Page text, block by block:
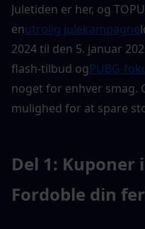
Juletiden er her, og
enutrolig julekampagne
2024 til den 5. januar
flash-tilbud ogPUBG-
noget for enhver smag.
mulighed for at spare
Del 1: Kuponer
Fordoble din